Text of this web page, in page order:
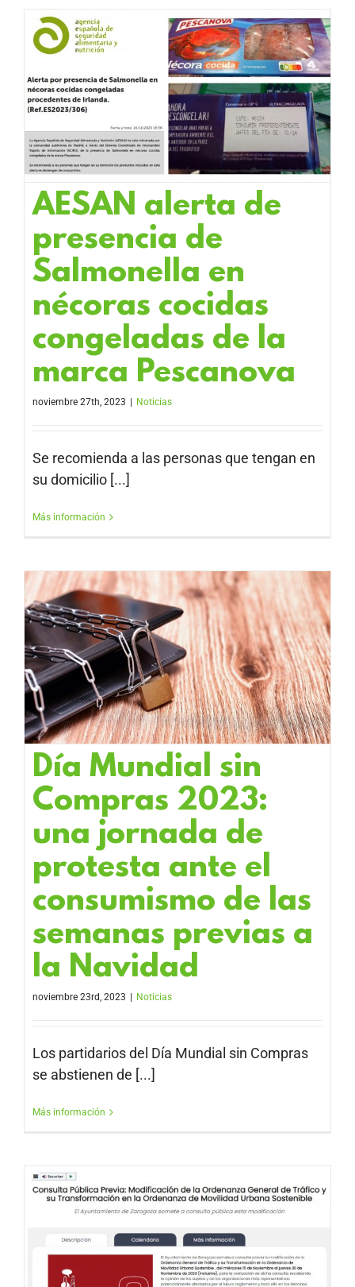
AESAN alerta de
presencia de
Salmonella en
nécoras cocidas
congeladas de la
marca Pescanova
noviembre 27th, 2023 Noticias
Se recomienda a las personas que tengan en
su domicilio [...]
Más información
Día Mundial sin
Compras 2023:
una jornada de
protesta ante el
consumismo de las
semanas previas a
la Navidad
noviembre 23rd, 2023 Noticias
Los partidarios del Día Mundial sin Compras
se abstienen de [...]
Más información